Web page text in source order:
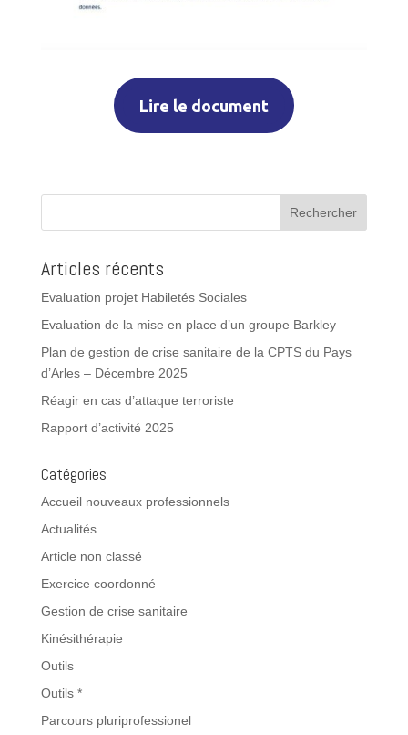
Lire le document
Rechercher
Articles récents
Evaluation projet Habiletés Sociales
Evaluation de la mise en place d’un groupe Barkley
Plan de gestion de crise sanitaire de la CPTS du Pays
d’Arles – Décembre 2025
Réagir en cas d’attaque terroriste
Rapport d’activité 2025
Catégories
Accueil nouveaux professionnels
Actualités
Article non classé
Exercice coordonné
Gestion de crise sanitaire
Kinésithérapie
Outils
Outils *
Parcours pluriprofessionel